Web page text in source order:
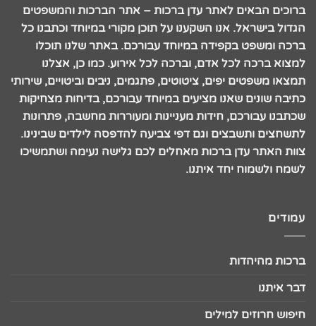
ברוכים הבאים לאתר עדן ברכות – אתר הברכות והמשפטים
הגדול בישראל. אנו השקענו על תוכן מקורי במיוחד וכתבנו כל
ברכה ומשפט בקפידה במיוחד עבורכם. באתר שלנו תוכלו
למצוא ברכה לכל אדם, וברכה לכל אירוע. כמו כן, אצלנו
תמצאו משפטים יפים, ציטוטים, פתגמים, ניבים וביטויים, שירותי
כתיבה שונים שאנו מציעים במיוחד עבורכם, בדיחות מצחיקות
שכתבנו עבורכם, חידות מעניינות ומעוררות מחשבה, פתרונות
לתשחצים ותשבצים וגם דפי צביעה להדפסה לילדים שבינינו.
צוות האתר עדן ברכות מאחלים לכם גלישה נעימה ושתמשיכו
לשמח ולשמוח יחד איתנו.
עמודים
ברכות מהיהדות
דבר איתנו
חיפוש חרוזים למילים